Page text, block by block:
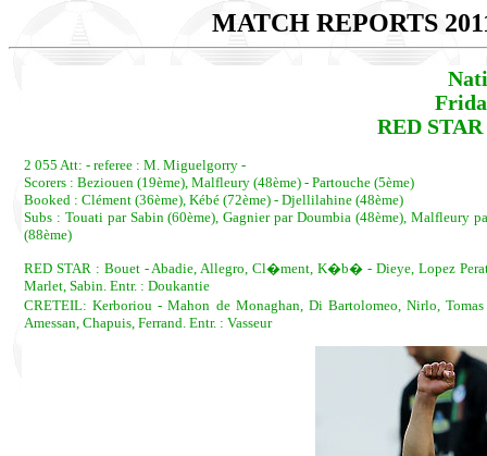
MATCH REPORTS
RED
2 055 Att: - referee : M. Miguelgorry -
Scorers : Beziouen (19ème), Malfleury (48ème) - Partouche (5ème)
Booked : Clément (36ème), Kébé (72ème) - Djellilahine (48ème)
Subs : Touati par Sabin (60ème), Gagnier par Doumbia (48ème), Malfleury
(88ème)
RED STAR : Bouet - Abadie, Allegro, Cl�ment, K�b� - Dieye, Lopez
Marlet, Sabin. Entr. : Doukantie
CRETEIL: Kerboriou - Mahon de Monaghan, Di Bartolomeo, Nirlo,
Amessan, Chapuis, Ferrand. Entr. : Vasseur